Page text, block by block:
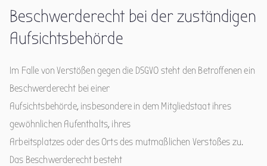
Beschwerde­recht bei der zuständigen
Aufsichts­behörde
Im Falle von Verstößen gegen die DSGVO steht den Betroffenen ein
Beschwerderecht bei einer
Aufsichtsbehörde, insbesondere in dem Mitgliedstaat ihres
gewöhnlichen Aufenthalts, ihres
Arbeitsplatzes oder des Orts des mutmaßlichen Verstoßes zu.
Das Beschwerderecht besteht